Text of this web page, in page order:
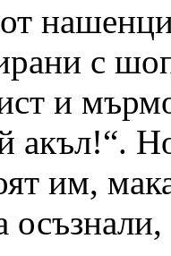
с
и
акъл!“.
им,